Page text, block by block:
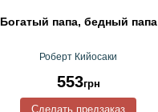
Богатый папа, бедный папа
Роберт Кийосаки
553грн
Сделать предзаказ